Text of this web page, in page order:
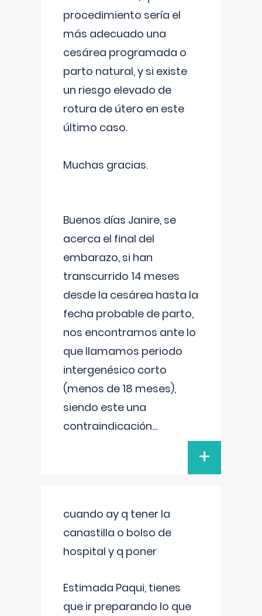
procedimiento sería el
más adecuado una
cesárea programada o
parto natural, y si existe
un riesgo elevado de
rotura de útero en este
último caso.
Muchas gracias.
Buenos días Janire, se
acerca el final del
embarazo, si han
transcurrido 14 meses
desde la cesárea hasta la
fecha probable de parto,
nos encontramos ante lo
que llamamos periodo
intergenésico corto
(menos de 18 meses),
siendo este una
contraindicación...
+
cuando ay q tener la
canastilla o bolso de
hospital y q poner
Estimada Paqui, tienes
que ir preparando lo que